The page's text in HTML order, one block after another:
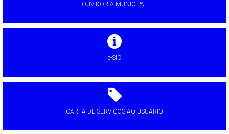
OUVIDORIA MUNICIPAL
e-SIC
CARTA DE SERVIÇOS AO USUÁRIO